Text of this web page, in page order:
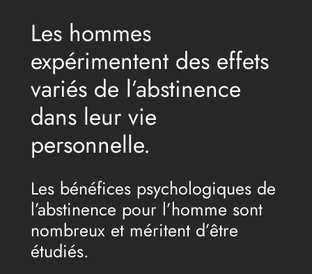
Les hommes
expérimentent des effets
variés de l’abstinence
dans leur vie
personnelle.
Les bénéfices psychologiques de
l’abstinence pour l’homme sont
nombreux et méritent d’être
étudiés.